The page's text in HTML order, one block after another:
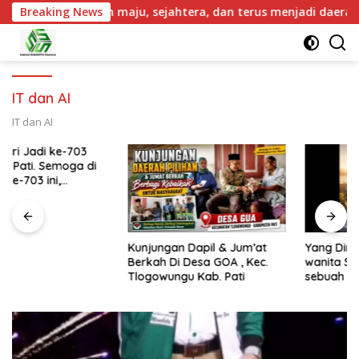
Breaking Newsmaju, sejahtera, dan terus menjadi daerah yang
IT dan AI
IT dan AI
Kunjungan Dapil & Jum’at
Berkah Di Desa GOA , Kec.
Tlogowungu Kab. Pati
Yang Dinanti sosok seorang
wanita Saat nya tiba .kini
sebuah harapan besar
menciptakan lagu Untuk si
buah hati yang berjudul
Musa & Princes.